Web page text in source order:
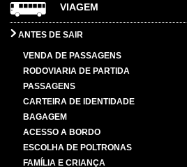
VIAGEM
ANTES DE SAIR
VENDA DE PASSAGENS
RODOVIARIA DE PARTIDA
PASSAGENS
CARTEIRA DE IDENTIDADE
BAGAGEM
ACESSO A BORDO
ESCOLHA DE POLTRONAS
FAMÍLIA E CRIANÇA